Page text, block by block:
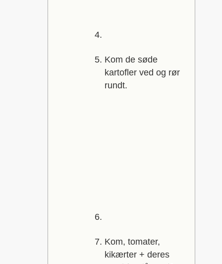
Kom de søde
kartofler ved og rør
rundt.
Kom, tomater,
kikærter + deres